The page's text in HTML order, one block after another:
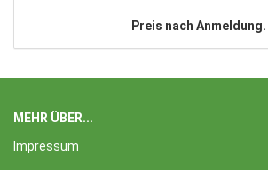
Preis nach Anmeldung.
MEHR ÜBER...
Impressum